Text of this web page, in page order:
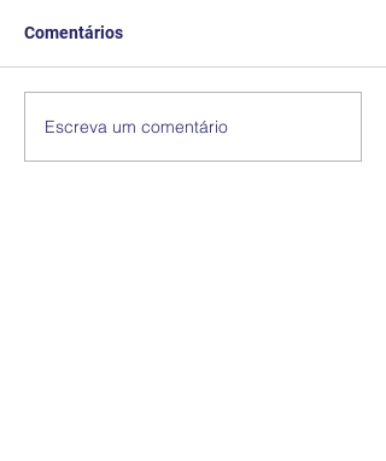
Comentários
Escreva um comentário